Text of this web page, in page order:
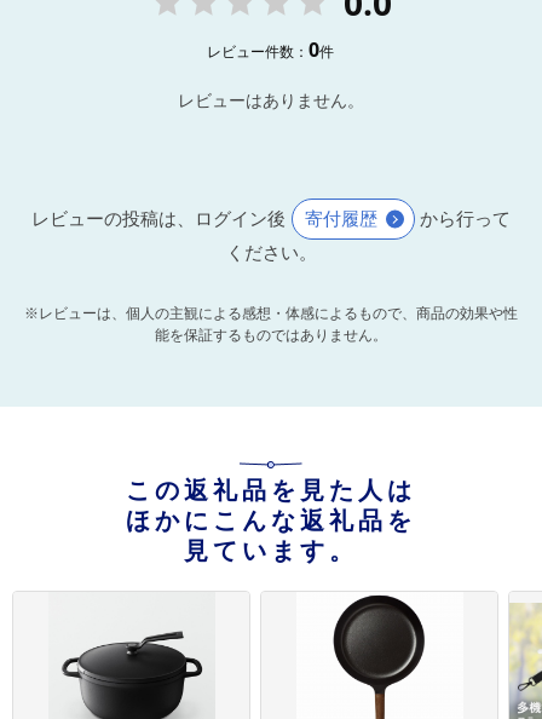
レビュー件数：0件
レビューはありません。
レビューの投稿は、ログイン後 寄付履歴
から行って
ください。
※レビューは、個人の主観による感想・体感によるもので、商品の効果や性
能を保証するものではありません。
この返礼品を見た人は
ほかにこんな返礼品を
見ています。